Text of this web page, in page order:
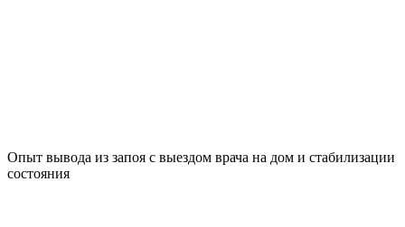
Опыт вывода из запоя с выездом врача на дом и стабилизации
состояния